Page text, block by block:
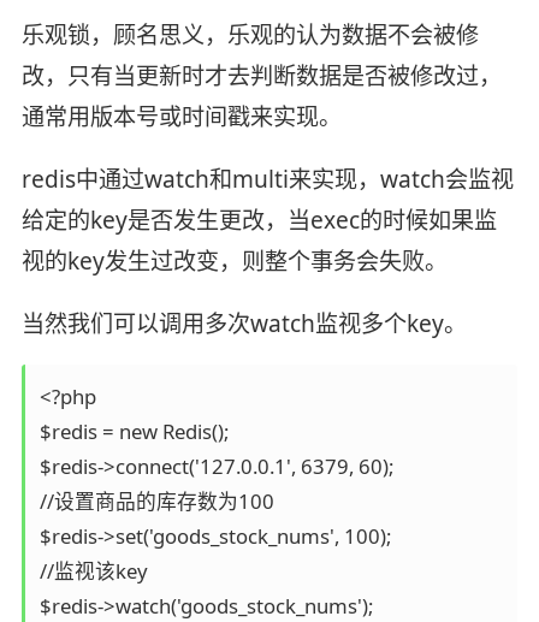
乐观锁，顾名思义，乐观的认为数据不会被修
改，只有当更新时才去判断数据是否被修改过，
通常用版本号或时间戳来实现。
redis中通过watch和multi来实现，watch会监视
给定的key是否发生更改，当exec的时候如果监
视的key发生过改变，则整个事务会失败。
当然我们可以调用多次watch监视多个key。
<?php
$redis = new Redis();
$redis->connect('127.0.0.1', 6379, 60);
//设置商品的库存数为100
$redis->set('goods_stock_nums', 100);
//监视该key
$redis->watch('goods_stock_nums');